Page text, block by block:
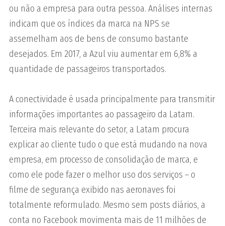
ou não a empresa para outra pessoa. Análises internas
indicam que os índices da marca na NPS se
assemelham aos de bens de consumo bastante
desejados. Em 2017, a Azul viu aumentar em 6,8% a
quantidade de passageiros transportados.
A conectividade é usada principalmente para transmitir
informações importantes ao passageiro da Latam.
Terceira mais relevante do setor, a Latam procura
explicar ao cliente tudo o que está mudando na nova
empresa, em processo de consolidação de marca, e
como ele pode fazer o melhor uso dos serviços – o
filme de segurança exibido nas aeronaves foi
totalmente reformulado. Mesmo sem posts diários, a
conta no Facebook movimenta mais de 11 milhões de